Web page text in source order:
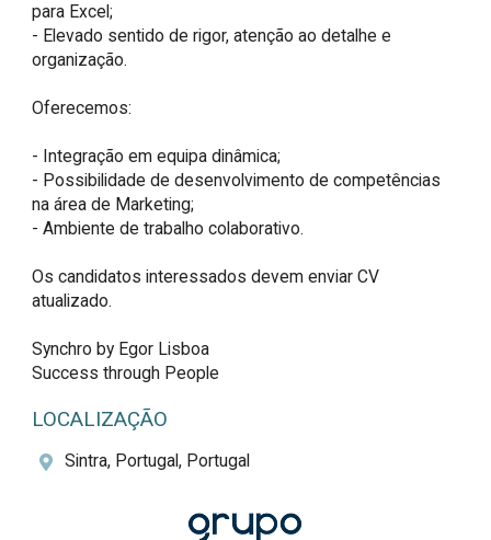
para Excel;
- Elevado sentido de rigor, atenção ao detalhe e
organização.
Oferecemos:
- Integração em equipa dinâmica;
- Possibilidade de desenvolvimento de competências
na área de Marketing;
- Ambiente de trabalho colaborativo.
Os candidatos interessados devem enviar CV
atualizado.
Synchro by Egor Lisboa
Success through People
LOCALIZAÇÃO
Sintra, Portugal, Portugal